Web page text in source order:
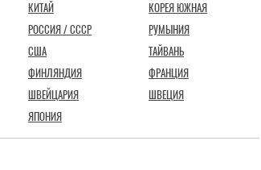
КИТАЙ
КОРЕЯ ЮЖНАЯ
РОССИЯ / СССР
РУМЫНИЯ
США
ТАЙВАНЬ
ФИНЛЯНДИЯ
ФРАНЦИЯ
ШВЕЙЦАРИЯ
ШВЕЦИЯ
ЯПОНИЯ